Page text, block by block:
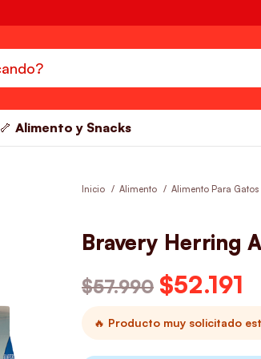
🦴 Alimento y Snacks
Inicio Alimento Alimento Para Gatos
Bravery Herring
$57.990 El precio
$52.191
🔥 Producto muy solicitado